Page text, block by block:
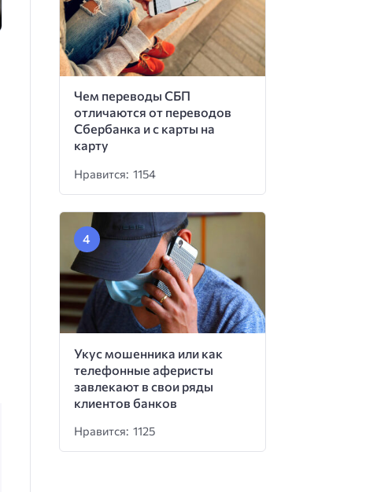
Чем переводы СБП
отличаются от переводов
Сбербанка и с карты на
карту
Нравится: 1154
Укус мошенника или как
телефонные аферисты
завлекают в свои ряды
клиентов банков
Нравится: 1125